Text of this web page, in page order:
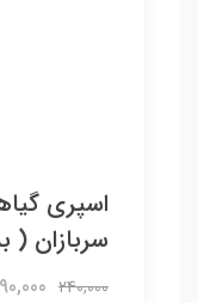
اسپری
سربازان (
240,000
190,000